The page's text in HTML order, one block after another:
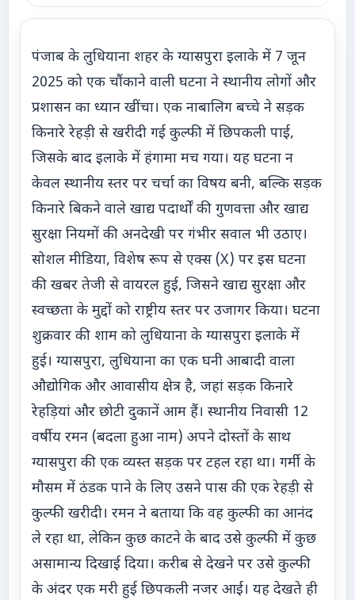
पंजाब के लुधियाना शहर के ग्यासपुरा इलाके में 7 जून
2025 को एक चौंकाने वाली घटना ने स्थानीय लोगों और
प्रशासन का ध्यान खींचा। एक नाबालिग बच्चे ने सड़क
किनारे रेहड़ी से खरीदी गई कुल्फी में छिपकली पाई,
जिसके बाद इलाके में हंगामा मच गया। यह घटना न
केवल स्थानीय स्तर पर चर्चा का विषय बनी, बल्कि सड़क
किनारे बिकने वाले खाद्य पदार्थों की गुणवत्ता और खाद्य
सुरक्षा नियमों की अनदेखी पर गंभीर सवाल भी उठाए।
सोशल मीडिया, विशेष रूप से एक्स (X) पर इस घटना
की खबर तेजी से वायरल हुई, जिसने खाद्य सुरक्षा और
स्वच्छता के मुद्दों को राष्ट्रीय स्तर पर उजागर किया। घटना
शुक्रवार की शाम को लुधियाना के ग्यासपुरा इलाके में
हुई। ग्यासपुरा, लुधियाना का एक घनी आबादी वाला
औद्योगिक और आवासीय क्षेत्र है, जहां सड़क किनारे
रेहड़ियां और छोटी दुकानें आम हैं। स्थानीय निवासी 12
वर्षीय रमन (बदला हुआ नाम) अपने दोस्तों के साथ
ग्यासपुरा की एक व्यस्त सड़क पर टहल रहा था। गर्मी के
मौसम में ठंडक पाने के लिए उसने पास की एक रेहड़ी से
कुल्फी खरीदी। रमन ने बताया कि वह कुल्फी का आनंद
ले रहा था, लेकिन कुछ काटने के बाद उसे कुल्फी में कुछ
असामान्य दिखाई दिया। करीब से देखने पर उसे कुल्फी
के अंदर एक मरी हुई छिपकली नजर आई। यह देखते ही